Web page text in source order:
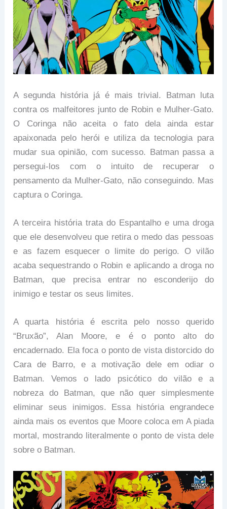
A segunda história já é mais trivial. Batman luta
contra os malfeitores junto de Robin e Mulher-Gato.
O Coringa não aceita o fato dela ainda estar
apaixonada pelo herói e utiliza da tecnologia para
mudar sua opinião, com sucesso. Batman passa a
persegui-los com o intuito de recuperar o
pensamento da Mulher-Gato, não conseguindo. Mas
captura o Coringa.
A terceira história trata do Espantalho e uma droga
que ele desenvolveu que retira o medo das pessoas
e as fazem esquecer o limite do perigo. O vilão
acaba sequestrando o Robin e aplicando a droga no
Batman, que precisa entrar no esconderijo do
inimigo e testar os seus limites.
A quarta história é escrita pelo nosso querido
“Bruxão”, Alan Moore, e é o ponto alto do
encadernado. Ela foca o ponto de vista distorcido do
Cara de Barro, e a motivação dele em odiar o
Batman. Vemos o lado psicótico do vilão e a
nobreza do Batman, que não quer simplesmente
eliminar seus inimigos. Essa história engrandece
ainda mais os eventos que Moore coloca em A piada
mortal, mostrando literalmente o ponto de vista dele
sobre o Batman.